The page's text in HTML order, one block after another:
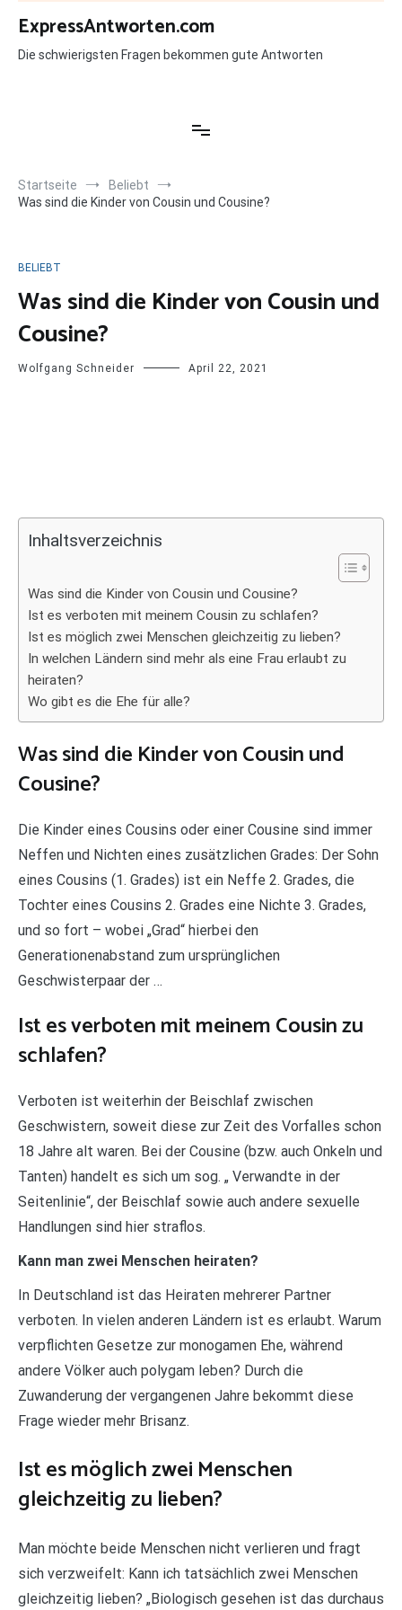
Zum
Inhalt
springen
ExpressAntworten.com
Die schwierigsten Fragen bekommen gute Antworten
Startseite
Beliebt
Was sind die Kinder von Cousin und Cousine?
BELIEBT
Was sind die Kinder von Cousin und
Cousine?
Wolfgang Schneider April 22, 2021
Inhaltsverzeichnis
Was sind die Kinder von Cousin und Cousine?
Ist es verboten mit meinem Cousin zu schlafen?
Ist es möglich zwei Menschen gleichzeitig zu lieben?
In welchen Ländern sind mehr als eine Frau erlaubt zu
heiraten?
Wo gibt es die Ehe für alle?
Was sind die Kinder von Cousin und
Cousine?
Die Kinder eines Cousins oder einer Cousine sind immer
Neffen und Nichten eines zusätzlichen Grades: Der Sohn
eines Cousins (1. Grades) ist ein Neffe 2. Grades, die
Tochter eines Cousins 2. Grades eine Nichte 3. Grades,
und so fort – wobei „Grad“ hierbei den
Generationenabstand zum ursprünglichen
Geschwisterpaar der …
Ist es verboten mit meinem Cousin zu
schlafen?
Verboten ist weiterhin der Beischlaf zwischen
Geschwistern, soweit diese zur Zeit des Vorfalles schon
18 Jahre alt waren. Bei der Cousine (bzw. auch Onkeln und
Tanten) handelt es sich um sog. „ Verwandte in der
Seitenlinie“, der Beischlaf sowie auch andere sexuelle
Handlungen sind hier straflos.
Kann man zwei Menschen heiraten?
In Deutschland ist das Heiraten mehrerer Partner
verboten. In vielen anderen Ländern ist es erlaubt. Warum
verpflichten Gesetze zur monogamen Ehe, während
andere Völker auch polygam leben? Durch die
Zuwanderung der vergangenen Jahre bekommt diese
Frage wieder mehr Brisanz.
Ist es möglich zwei Menschen
gleichzeitig zu lieben?
Man möchte beide Menschen nicht verlieren und fragt
sich verzweifelt: Kann ich tatsächlich zwei Menschen
gleichzeitig lieben? „Biologisch gesehen ist das durchaus